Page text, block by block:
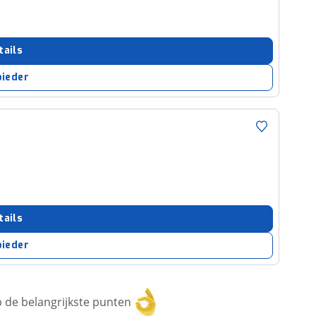
belangrijkste punten